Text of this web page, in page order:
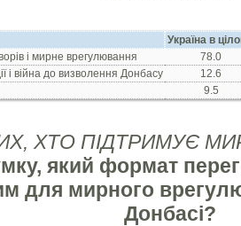
Україна в
і мирне врегулювання
78.0
і війна до визволення Донбасу
12.6
9.5
ХТО ПІДТРИМУЄ
який формат
для мирного
Донбасі?